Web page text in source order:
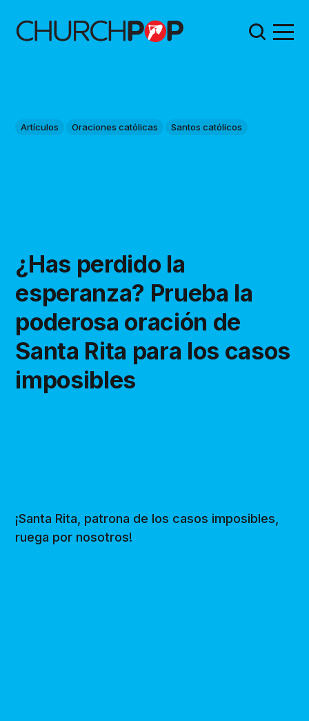
Artículos Oraciones católicas Santos católicos
¿Has perdido la
esperanza? Prueba la
poderosa oración de
Santa Rita para los casos
imposibles
¡Santa Rita, patrona de los casos imposibles,
ruega por nosotros!